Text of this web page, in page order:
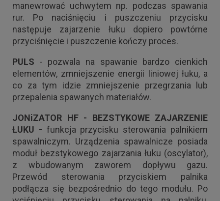
manewrować uchwytem np. podczas spawania
rur. Po naciśnięciu i puszczeniu przycisku
następuje zajarzenie łuku dopiero powtórne
przyciśnięcie i puszczenie kończy proces.
PULS - pozwala na spawanie bardzo cienkich
elementów, zmniejszenie energii liniowej łuku, a
co za tym idzie zmniejszenie przegrzania lub
przepalenia spawanych materiałów.
JONiZATOR HF - BEZSTYKOWE ZAJARZENIE
ŁUKU - funkcja przycisku sterowania palnikiem
spawalniczym. Urządzenia spawalnicze posiada
moduł bezstykowego zajarzania łuku (oscylator),
z wbudowanym zaworem dopływu gazu.
Przewód sterowania przyciskiem palnika
podłącza się bezpośrednio do tego modułu. Po